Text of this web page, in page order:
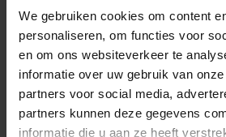
We gebruiken cookies om content
personaliseren, om functies voor
en om ons websiteverkeer te
informatie over uw gebruik van
partners voor social media,
partners kunnen deze gegevens
informatie die u aan ze heeft
Naar vergoedingenoverzicht
Geen wachttijd voor
Wil je een
bijvoorbeeld omdat